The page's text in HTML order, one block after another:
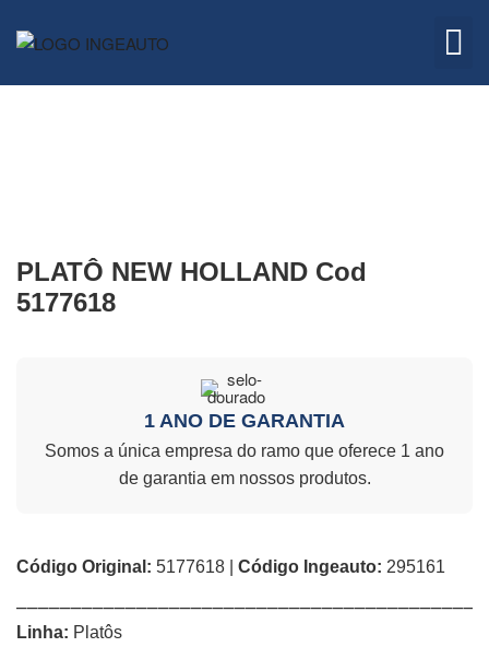
PLATÔ NEW HOLLAND Cod
5177618
1 ANO DE GARANTIA
Somos a única empresa do ramo que oferece 1 ano
de garantia em nossos produtos.
Código Original: 5177618 | Código Ingeauto: 295161
Linha: Platôs